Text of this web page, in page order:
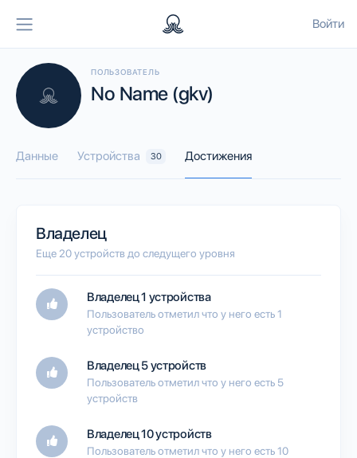
Войти
ПОЛЬЗОВАТЕЛЬ
No Name (gkv)
Данные Устройства 30 Достижения
Владелец
Еще 20 устройств до следущего уровня
Владелец 1 устройства
Пользователь отметил что у него есть 1
устройство
Владелец 5 устройств
Пользователь отметил что у него есть 5
устройств
Владелец 10 устройств
Пользователь отметил что у него есть 10